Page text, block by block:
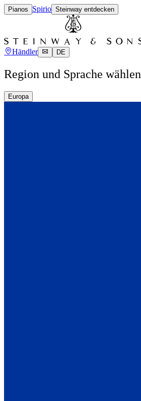
Pianos Spirio Steinway entdecken
Händler DE
Region und Sprache wählen
Europa